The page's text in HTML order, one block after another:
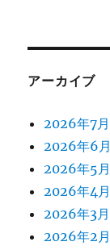
アーカイブ
2026年7月
2026年6月
2026年5月
2026年4月
2026年3月
2026年2月